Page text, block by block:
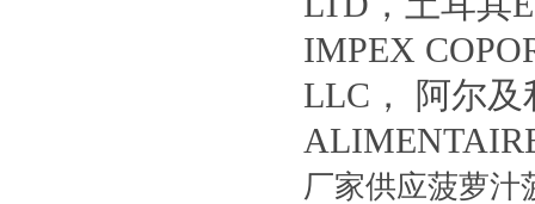
IMPEX
LLC， 阿尔及
厂家供应菠萝汁